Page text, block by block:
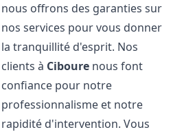
nous offrons des garanties sur
nos services pour vous donner
la tranquillité d'esprit. Nos
clients à Ciboure nous font
confiance pour notre
professionnalisme et notre
rapidité d'intervention. Vous